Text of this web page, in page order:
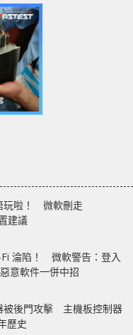
玩啦！ 微軟刪走
建議
淪陷！ 微軟警告：登入
意軟件一併中招
被後門攻擊 主機板控制器
歷史